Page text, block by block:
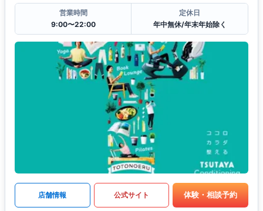
営業時間
9:00〜22:00
定休日
年中無休/年末年始除く
店舗情報 公式サイト 体験・相談予約